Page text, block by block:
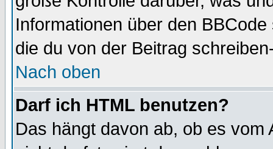
Informationen über den
die du von der Beitrag
Nach oben
Darf ich HTML benutzen?
Das hängt davon ab, ob es